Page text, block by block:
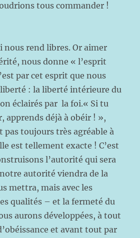
tous commander !
nous rend libres. Or aimer
nous donne « l’esprit
par cet esprit que nous
: la liberté intérieure du
éclairés par la foi.« Si tu
apprends déjà à obéir ! »,
pas toujours très agréable à
est tellement exacte ! C’est
l’autorité qui sera
autorité viendra de la
mettra, mais avec les
qualités – et la fermeté du
aurons développées, à tout
et avant tout par